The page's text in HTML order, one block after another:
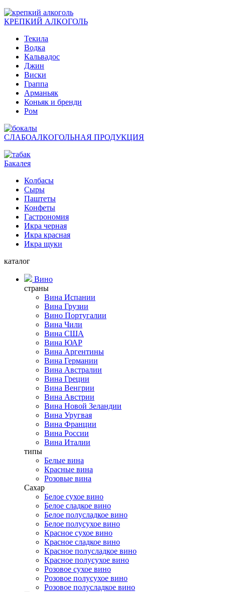
КРЕПКИЙ АЛКОГОЛЬ
Текила
Водка
Кальвадос
Джин
Виски
Граппа
Арманьяк
Коньяк и бренди
Ром
СЛАБОАЛКОГОЛЬНАЯ ПРОДУКЦИЯ
Бакалея
Колбасы
Сыры
Паштеты
Конфеты
Гастрономия
Икра черная
Икра красная
Икра щуки
каталог
Вино
страны
Вина Испании
Вина Грузии
Вино Португалии
Вина Чили
Вина США
Вина ЮАР
Вина Аргентины
Вина Германии
Вина Австралии
Вина Греции
Вина Венгрии
Вина Австрии
Вина Новой Зеландии
Вина Уругвая
Вина Франции
Вина России
Вина Италии
типы
Белые вина
Красные вина
Розовые вина
Сахар
Белое сухое вино
Белое сладкое вино
Белое полусладкое вино
Белое полусухое вино
Красное сухое вино
Красное сладкое вино
Красное полусладкое вино
Красное полусухое вино
Розовое сухое вино
Розовое полусухое вино
Розовое полусладкое вино